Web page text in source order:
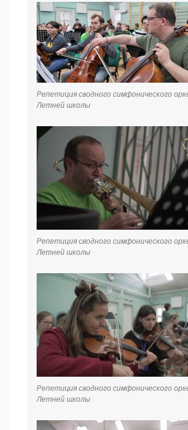
Репетиция сводного симфонического
Летней школы
Репетиция сводного симфонического
Летней школы
Репетиция сводного симфонического
Летней школы